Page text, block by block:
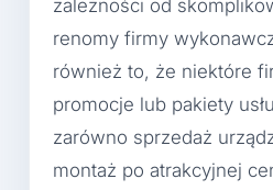
zależności od
renomy firmy
również to, że niektóre
promocje lub pakiety
zarówno sprzedaż
montaż po atrakcyjnej